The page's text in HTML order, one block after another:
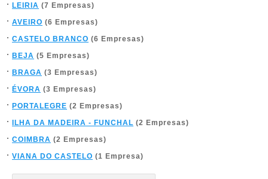
LEIRIA (7 Empresas)
AVEIRO (6 Empresas)
CASTELO BRANCO (6 Empresas)
BEJA (5 Empresas)
BRAGA (3 Empresas)
ÉVORA (3 Empresas)
PORTALEGRE (2 Empresas)
ILHA DA MADEIRA - FUNCHAL (2 Empresas)
COIMBRA (2 Empresas)
VIANA DO CASTELO (1 Empresa)